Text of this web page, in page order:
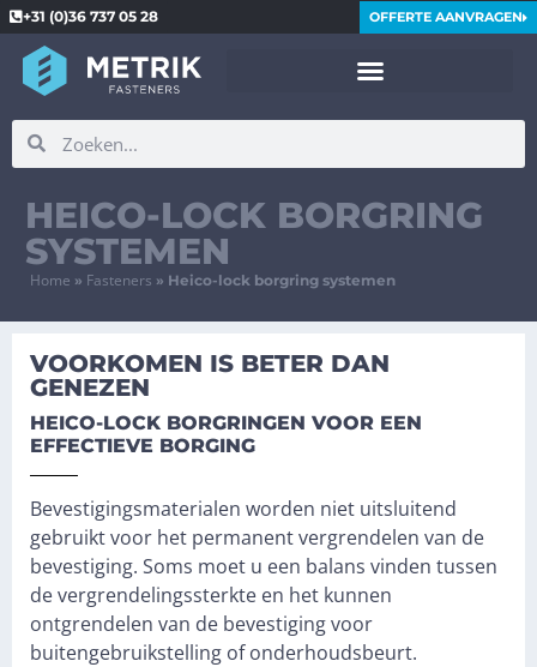
+31 (0)36 737 05 28 OFFERTE AANVRAGEN
HEICO-LOCK BORGRING
SYSTEMEN
Home » Fasteners » Heico-lock borgring systemen
VOORKOMEN IS BETER DAN
GENEZEN
HEICO-LOCK BORGRINGEN VOOR EEN
EFFECTIEVE BORGING
Bevestigingsmaterialen worden niet uitsluitend
gebruikt voor het permanent vergrendelen van de
bevestiging. Soms moet u een balans vinden tussen
de vergrendelingssterkte en het kunnen
ontgrendelen van de bevestiging voor
buitengebruikstelling of onderhoudsbeurt.